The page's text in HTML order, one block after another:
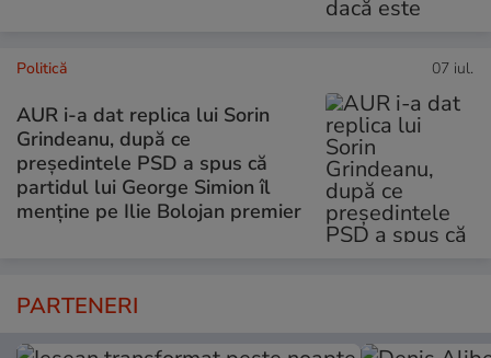
Politică 07 iul.
AUR i-a dat replica lui Sorin
Grindeanu, după ce
președintele PSD a spus că
partidul lui George Simion îl
menține pe Ilie Bolojan premier
PARTENERI